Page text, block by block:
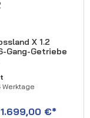
X 1.2
Gang-Getriebe
Werktage
€*